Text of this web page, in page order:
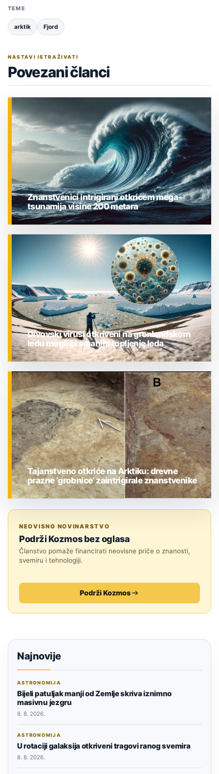
TEME
arktik Fjord
NASTAVI ISTRAŽIVATI
Povezani članci
Znanstvenici intrigirani otkrićem mega-
tsunamija visine 200 metara
ZNANOST
Divovski virusi otkriveni na grenlandskom
ledu mogli bi smanjiti topljenje leda
Tajanstveno otkriće na Arktiku: drevne
prazne ‘grobnice’ zaintrigirale znanstvenike
NEOVISNO NOVINARSTVO
Podrži Kozmos bez oglasa
Članstvo pomaže financirati neovisne priče o znanosti,
svemiru i tehnologiji.
Podrži Kozmos
Najnovije
ASTRONOMIJA
Bijeli patuljak manji od Zemlje skriva iznimno
masivnu jezgru
8. 8. 2026.
ASTRONOMIJA
U rotaciji galaksija otkriveni tragovi ranog svemira
8. 8. 2026.